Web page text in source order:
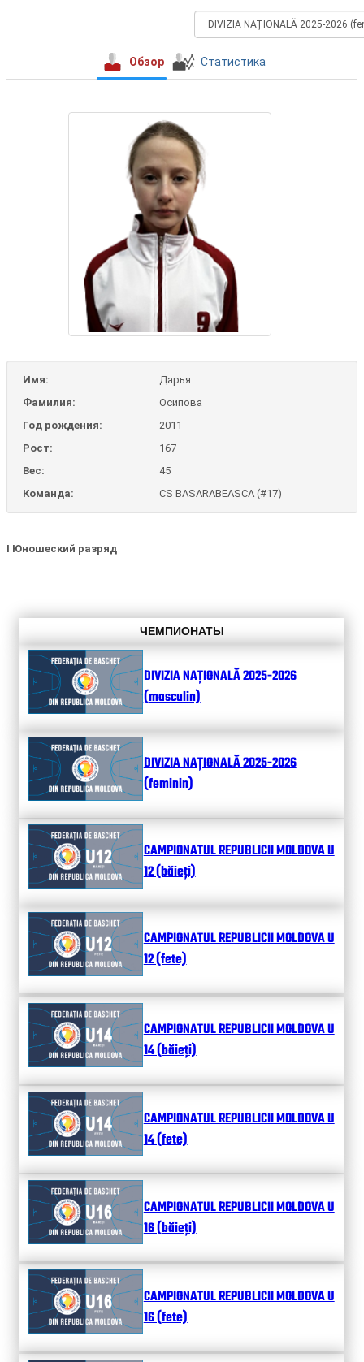
Обзор Статистика
Имя:
Дарья
Фамилия:
Осипова
Год рождения:
2011
Рост:
167
Вес:
45
Команда:
CS BASARABEASCA (#17)
I Юношеский разряд
ЧЕМПИОНАТЫ
DIVIZIA NAȚIONALĂ 2025-2026
(masculin)
DIVIZIA NAȚIONALĂ 2025-2026
(feminin)
CAMPIONATUL REPUBLICII MOLDOVA U
12 (băieți)
CAMPIONATUL REPUBLICII MOLDOVA U
12 (fete)
CAMPIONATUL REPUBLICII MOLDOVA U
14 (băieți)
CAMPIONATUL REPUBLICII MOLDOVA U
14 (fete)
CAMPIONATUL REPUBLICII MOLDOVA U
16 (băieți)
CAMPIONATUL REPUBLICII MOLDOVA U
16 (fete)